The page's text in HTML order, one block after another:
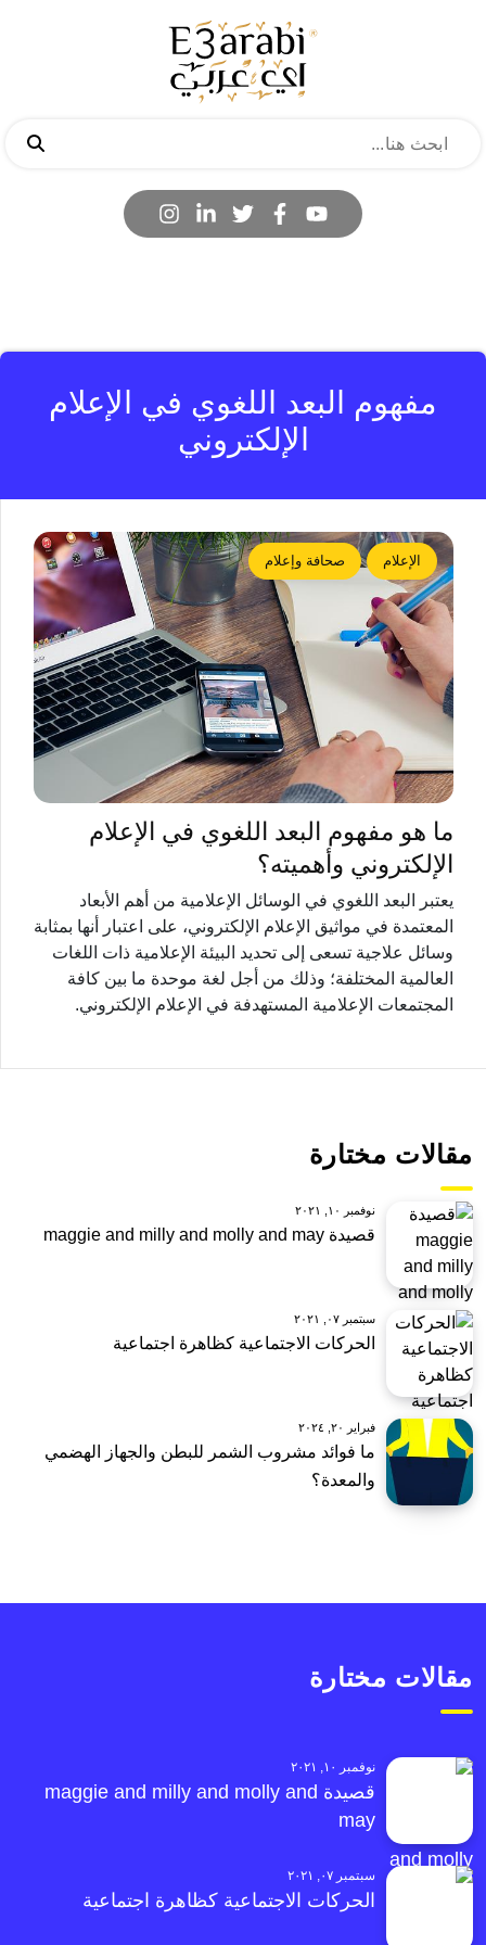
مفهوم البعد اللغوي في الإعلام
الإلكتروني
الإعلام صحافة وإعلام
ما هو مفهوم البعد اللغوي في الإعلام
الإلكتروني وأهميته؟
‏يعتبر البعد اللغوي في الوسائل الإعلامية من أهم الأبعاد
المعتمدة في مواثيق الإعلام الإلكتروني، على اعتبار أنها بمثابة
وسائل علاجية تسعى إلى تحديد البيئة الإعلامية ذات اللغات
العالمية المختلفة؛ وذلك من أجل لغة موحدة ما بين كافة
المجتمعات الإعلامية المستهدفة في الإعلام الإلكتروني.
مقالات مختارة
نوفمبر ١٠, ٢٠٢١
قصيدة maggie and milly and molly and may
سبتمبر ٠٧, ٢٠٢١
الحركات الاجتماعية كظاهرة اجتماعية
فبراير ٢٠, ٢٠٢٤
ما فوائد مشروب الشمر للبطن والجهاز الهضمي
والمعدة؟
مقالات مختارة
نوفمبر ١٠, ٢٠٢١
قصيدة maggie and milly and molly and
may
سبتمبر ٠٧, ٢٠٢١
الحركات الاجتماعية كظاهرة اجتماعية